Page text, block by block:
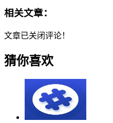
相关文章：
文章已关闭评论！
猜你喜欢